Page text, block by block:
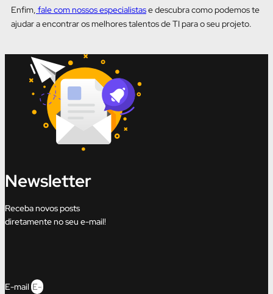
Enfim, fale com nossos especialistase descubra como podemos te
ajudar a encontrar os melhores talentos de TI para o seu projeto.
Newsletter
Receba novos posts
diretamente no seu e-mail!
E-mail